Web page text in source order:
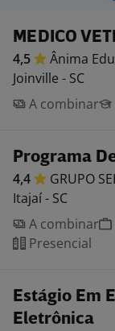
MEDICO
4,5 Ânima
Joinville - SC
A combinar
Programa
4,4 GRUPO
Itajaí - SC
A combinar
Presencial
Estágio Em
Eletrônica